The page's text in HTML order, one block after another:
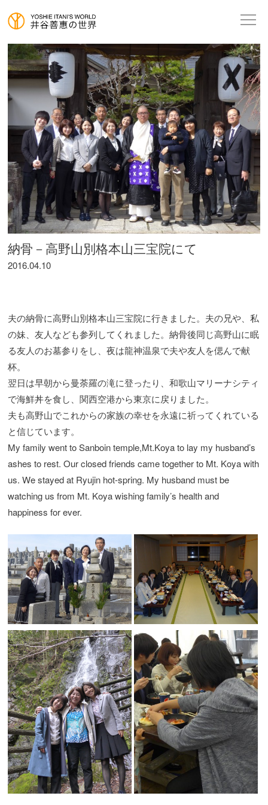
納骨－高野山別格本山三宝院にて
2016.04.10
夫の納骨に高野山別格本山三宝院に行きました。夫の兄や、私
の妹、友人なども参列してくれました。納骨後同じ高野山に眠
る友人のお墓参りをし、夜は龍神温泉で夫や友人を偲んで献
杯。
翌日は早朝から曼荼羅の滝に登ったり、和歌山マリーナシティ
で海鮮丼を食し、関西空港から東京に戻りました。
夫も高野山でこれからの家族の幸せを永遠に祈ってくれている
と信じています。
My family went to Sanboin temple,Mt.Koya to lay my husband’s
ashes to rest. Our closed friends came together to Mt. Koya with
us. We stayed at Ryujin hot-spring. My husband must be
watching us from Mt. Koya wishing family’s health and
happiness for ever.